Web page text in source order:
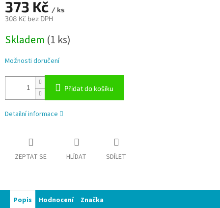
373 Kč / ks
308 Kč bez DPH
cena:
Skladem (1 ks)
Možnosti doručení
Přidat do košíku
Detailní informace
ZEPTAT SE HLÍDAT SDÍLET
Popis Hodnocení Značka